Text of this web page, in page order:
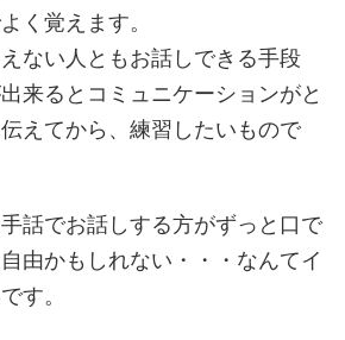
く覚えます。
ない人ともお話しできる手段
来るとコミュニケーションがと
えてから、練習したいもので
話でお話しする方がずっと口で
由かもしれない・・・なんてイ
す。